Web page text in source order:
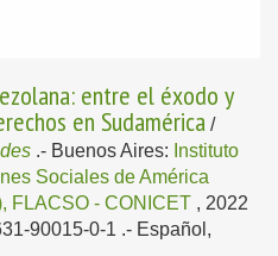
entre el éxodo y
en Sudamérica /
.- Buenos Aires: Instituto
Sociales de América
FLACSO - CONICET , 2022
90015-0-1 .- Español,